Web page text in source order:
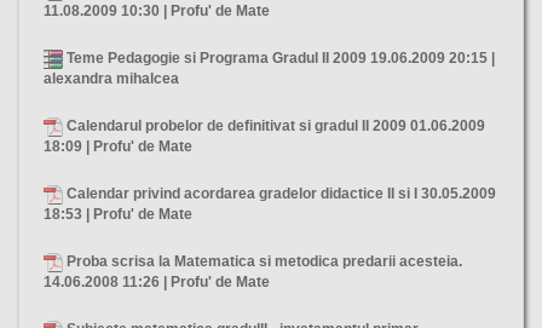
11.08.2009 10:30 | Profu' de Mate
Teme Pedagogie si Programa Gradul II 2009 19.06.2009 20:15 |
alexandra mihalcea
Calendarul probelor de definitivat si gradul II 2009 01.06.2009
18:09 | Profu' de Mate
Calendar privind acordarea gradelor didactice II si I 30.05.2009
18:53 | Profu' de Mate
Proba scrisa la Matematica si metodica predarii acesteia.
14.06.2008 11:26 | Profu' de Mate